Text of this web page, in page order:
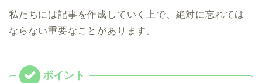
私たちには記事を作成していく上で、絶対に忘れては
ならない重要なことがあります。